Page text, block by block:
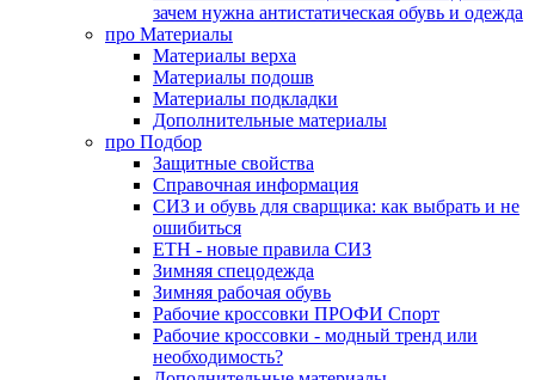
зачем нужна антистатическая обувь и одежда
про Материалы
Материалы верха
Материалы подошв
Материалы подкладки
Дополнительные материалы
про Подбор
Защитные свойства
Справочная информация
СИЗ и обувь для сварщика: как выбрать и не
ошибиться
ЕТН - новые правила СИЗ
Зимняя спецодежда
Зимняя рабочая обувь
Рабочие кроссовки ПРОФИ Спорт
Рабочие кроссовки - модный тренд или
необходимость?